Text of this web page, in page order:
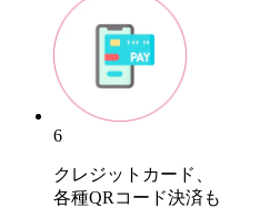
6
クレジットカード、
各種QRコード決済も